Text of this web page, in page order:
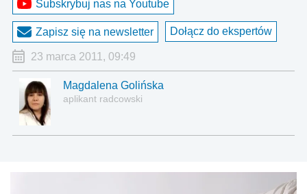
Subskrybuj nas na Youtube
Zapisz się na newsletter Dołącz do ekspertów
23 marca 2011, 09:49
Magdalena Golińska
aplikant radcowski